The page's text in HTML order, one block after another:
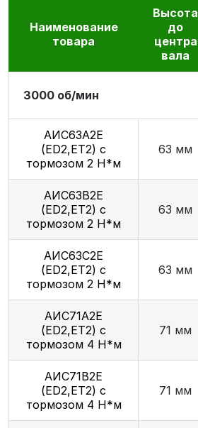
Наименование
товара
Высота
до
центра
вала
3000 об/мин
АИС63А2Е
(ED2,ET2) с
тормозом 2 Н*м
63 мм
АИС63В2Е
(ED2,ET2) с
тормозом 2 Н*м
63 мм
АИС63С2Е
(ED2,ET2) с
тормозом 2 Н*м
63 мм
АИС71А2Е
(ED2,ET2) с
тормозом 4 Н*м
71 мм
АИС71В2Е
(ED2,ET2) с
тормозом 4 Н*м
71 мм